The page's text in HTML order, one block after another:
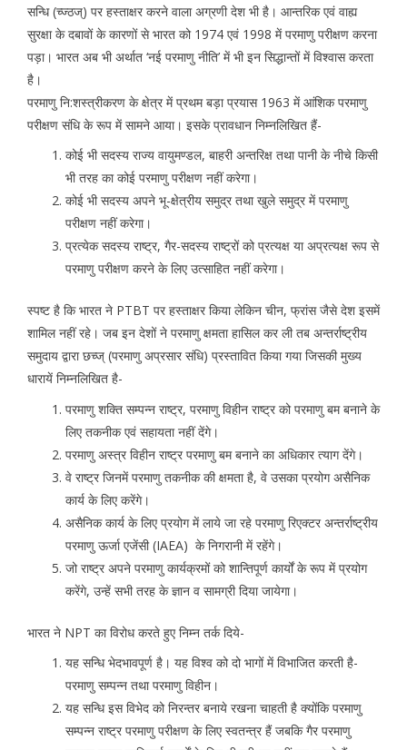
सन्धि (च्ज्ठज्) पर हस्ताक्षर करने वाला अग्रणी देश भी है। आन्तरिक एवं वाह्य
सुरक्षा के दबावों के कारणों से भारत को 1974 एवं 1998 में परमाणु परीक्षण करना
पड़ा। भारत अब भी अर्थात ‘नई परमाणु नीति’ में भी इन सिद्धान्तों में विश्वास करता
है।
परमाणु नि:शस्त्रीकरण के क्षेत्र में प्रथम बड़ा प्रयास 1963 में आंशिक परमाणु
परीक्षण संधि के रूप में सामने आया। इसके प्रावधान निम्नलिखित हैं-
कोई भी सदस्य राज्य वायुमण्डल, बाहरी अन्तरिक्ष तथा पानी के नीचे किसी
भी तरह का कोई परमाणु परीक्षण नहीं करेगा।
कोई भी सदस्य अपने भू-क्षेत्रीय समुद्र तथा खुले समुद्र में परमाणु
परीक्षण नहीं करेगा।
प्रत्येक सदस्य राष्ट्र, गैर-सदस्य राष्ट्रों को प्रत्यक्ष या अप्रत्यक्ष रूप से
परमाणु परीक्षण करने के लिए उत्साहित नहीं करेगा।
स्पष्ट है कि भारत ने PTBT पर हस्ताक्षर किया लेकिन चीन, फ्रांस जैसे देश इसमें
शामिल नहीं रहे। जब इन देशों ने परमाणु क्षमता हासिल कर ली तब अन्तर्राष्ट्रीय
समुदाय द्वारा छच्ज् (परमाणु अप्रसार संधि) प्रस्तावित किया गया जिसकी मुख्य
धारायें निम्नलिखित है-
परमाणु शक्ति सम्पन्न राष्ट्र, परमाणु विहीन राष्ट्र को परमाणु बम बनाने के
लिए तकनीक एवं सहायता नहीं देंगे।
परमाणु अस्त्र विहीन राष्ट्र परमाणु बम बनाने का अधिकार त्याग देंगे।
वे राष्ट्र जिनमें परमाणु तकनीक की क्षमता है, वे उसका प्रयोग असैनिक
कार्य के लिए करेंगे।
असैनिक कार्य के लिए प्रयोग में लाये जा रहे परमाणु रिएक्टर अन्तर्राष्ट्रीय
परमाणु ऊर्जा एजेंसी (IAEA) के निगरानी में रहेंगे।
जो राष्ट्र अपने परमाणु कार्यक्रमों को शान्तिपूर्ण कार्यों के रूप में प्रयोग
करेंगे, उन्हें सभी तरह के ज्ञान व सामग्री दिया जायेगा।
भारत ने NPT का विरोध करते हुए निम्न तर्क दिये-
यह सन्धि भेदभावपूर्ण है। यह विश्व को दो भागों में विभाजित करती है-
परमाणु सम्पन्न तथा परमाणु विहीन।
यह सन्धि इस विभेद को निरन्तर बनाये रखना चाहती है क्योंकि परमाणु
सम्पन्न राष्ट्र परमाणु परीक्षण के लिए स्वतन्त्र हैं जबकि गैर परमाणु